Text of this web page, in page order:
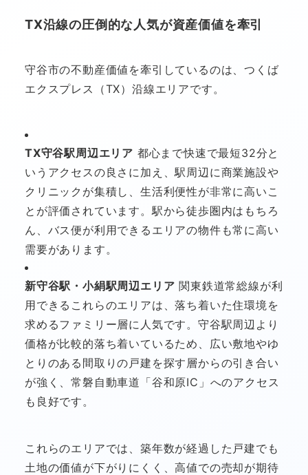
TX沿線の圧倒的な人気が資産価値を牽引
守谷市の不動産価値を牽引しているのは、つくば
エクスプレス（TX）沿線エリアです。
TX守谷駅周辺エリア 都心まで快速で最短32分と
いうアクセスの良さに加え、駅周辺に商業施設や
クリニックが集積し、生活利便性が非常に高いこ
とが評価されています。駅から徒歩圏内はもちろ
ん、バス便が利用できるエリアの物件も常に高い
需要があります。
新守谷駅・小絹駅周辺エリア 関東鉄道常総線が利
用できるこれらのエリアは、落ち着いた住環境を
求めるファミリー層に人気です。守谷駅周辺より
価格が比較的落ち着いているため、広い敷地やゆ
とりのある間取りの戸建を探す層からの引き合い
が強く、常磐自動車道「谷和原IC」へのアクセス
も良好です。
これらのエリアでは、築年数が経過した戸建でも
土地の価値が下がりにくく、高値での売却が期待